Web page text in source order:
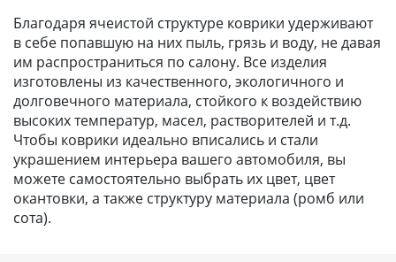
Благодаря ячеистой структуре коврики удерживают
в себе попавшую на них пыль, грязь и воду, не давая
им распространиться по салону. Все изделия
изготовлены из качественного, экологичного и
долговечного материала, стойкого к воздействию
высоких температур, масел, растворителей и т.д.
Чтобы коврики идеально вписались и стали
украшением интерьера вашего автомобиля, вы
можете самостоятельно выбрать их цвет, цвет
окантовки, а также структуру материала (ромб или
сота).